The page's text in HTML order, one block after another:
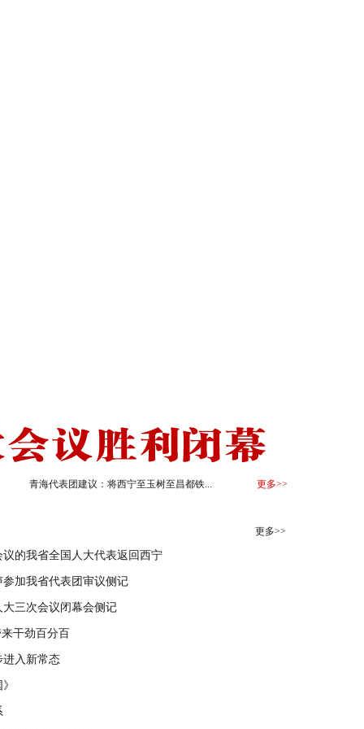
青海代表团建议：将西宁至玉树至昌都铁... 更多>>
更多>>
的我省全国人大代表返回西宁
加我省代表团审议侧记
三次会议闭幕会侧记
干劲百分百
进入新常态